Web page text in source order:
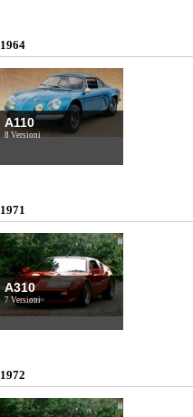
1964
A110
8 Versioni
1971
A310
7 Versioni
1972